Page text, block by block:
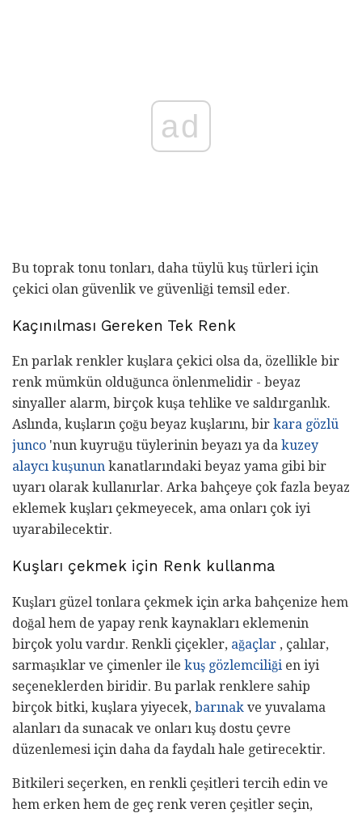
ad
Bu toprak tonu tonları, daha tüylü kuş türleri için
çekici olan güvenlik ve güvenliği temsil eder.
Kaçınılması Gereken Tek Renk
En parlak renkler kuşlara çekici olsa da, özellikle bir
renk mümkün olduğunca önlenmelidir - beyaz
sinyaller alarm, birçok kuşa tehlike ve saldırganlık.
Aslında, kuşların çoğu beyaz kuşlarını, bir kara gözlü
junco 'nun kuyruğu tüylerinin beyazı ya da kuzey
alaycı kuşunun kanatlarındaki beyaz yama gibi bir
uyarı olarak kullanırlar. Arka bahçeye çok fazla beyaz
eklemek kuşları çekmeyecek, ama onları çok iyi
uyarabilecektir.
Kuşları çekmek için Renk kullanma
Kuşları güzel tonlara çekmek için arka bahçenize hem
doğal hem de yapay renk kaynakları eklemenin
birçok yolu vardır. Renkli çiçekler, ağaçlar , çalılar,
sarmaşıklar ve çimenler ile kuş gözlemciliği en iyi
seçeneklerden biridir. Bu parlak renklere sahip
birçok bitki, kuşlara yiyecek, barınak ve yuvalama
alanları da sunacak ve onları kuş dostu çevre
düzenlemesi için daha da faydalı hale getirecektir.
Bitkileri seçerken, en renkli çeşitleri tercih edin ve
hem erken hem de geç renk veren çeşitler seçin,